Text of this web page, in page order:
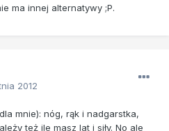
ma innej alternatywy ;P.
2012
mnie): nóg, rąk i nadgarstka,
też ile masz lat i siły. No ale